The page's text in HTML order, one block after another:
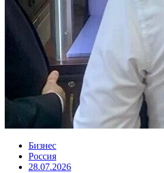
Бизнес
Россия
28.07.2026